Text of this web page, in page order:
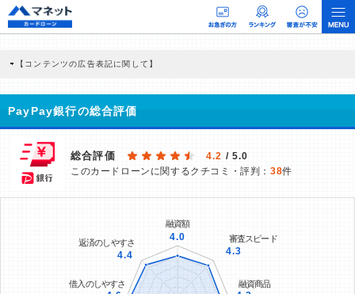
【コンテンツの広告表記に関して】
商品を根拠なくPRするものではなく、当編集部の調査／ユーザーへの口コミ収集な
どに基づき、公平性を担保した情報提供を行っています。
PayPay銀行の総合評価
総合評価 4.2 / 5.0
このカードローンに関するクチコミ・評判： 38件